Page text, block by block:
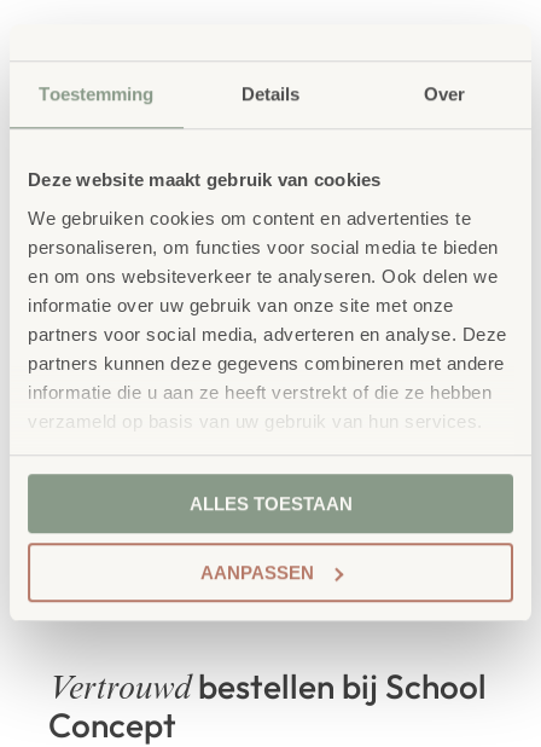
Toestemming Details Over
Deze website maakt gebruik van cookies
We gebruiken cookies om content en advertenties te
personaliseren, om functies voor social media te bieden
en om ons websiteverkeer te analyseren. Ook delen we
informatie over uw gebruik van onze site met onze
partners voor social media, adverteren en analyse. Deze
partners kunnen deze gegevens combineren met andere
informatie die u aan ze heeft verstrekt of die ze hebben
verzameld op basis van uw gebruik van hun services.
ALLES TOESTAAN
AANPASSEN
Productbeschrijving
De FLEX TABLE boekenpresentatie is de ideale oplossing
voor het opbergen en presenteren van boeken en
tijdschriften. Maar ook als open einde materiaaltafel is
hij zeer geschikt! Door het eenvoudige steeksysteem
ontstaan variabele vakken die flexibel kunnen worden
ingedeeld – perfect voor het sorteren op thema of voor
een aantrekkelijke presentatie van leesmateriaal in
bibliotheken of open leeromgevingen.
Afmeting tafel:100x100cm.
organisatie
Flexibiliteit dankzij zwenkwielen met remfunctie
Verkrijgbaar in 4 verschillende praktische hoogtes
Vertrouwdbestellen bij School
Concept